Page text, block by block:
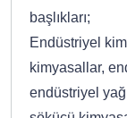
başlıkları;
Endüstriyel
kimyasallar,
endüstriyel